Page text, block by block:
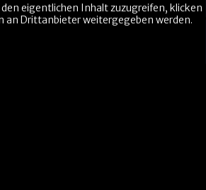
den eigentlichen Inhalt zuzugreifen, klicken
an Drittanbieter weitergegeben werden.